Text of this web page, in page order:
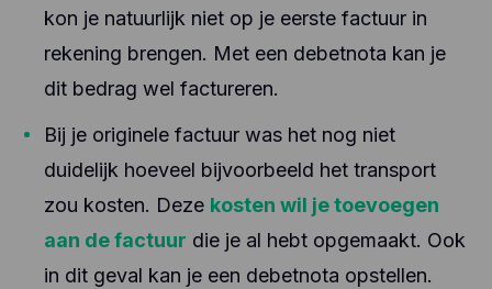
kon je natuurlijk niet op je eerste factuur in
rekening brengen. Met een debetnota kan je
dit bedrag wel factureren.
Bij je originele factuur was het nog niet
duidelijk hoeveel bijvoorbeeld het transport
zou kosten. Deze kosten wil je toevoegen
aan de factuur die je al hebt opgemaakt. Ook
in dit geval kan je een debetnota opstellen.